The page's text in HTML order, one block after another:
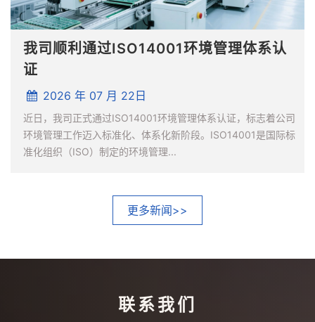
我司顺利通过ISO14001环境管理体系认
证
2026 年 07 月 22日
近日，我司正式通过ISO14001环境管理体系认证，标志着公司
环境管理工作迈入标准化、体系化新阶段。ISO14001是国际标
准化组织（ISO）制定的环境管理...
更多新闻>>
联系我们